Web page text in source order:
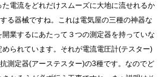
電流をどれだけスムーズに大地に流せれるか
る器械ですね。これは電気屋の三種の神器な
業するにあたって３つの測定器を持っていな
られています。それが電流電圧計(テスター)
測定器(アーステスター)の3種です。なのでど